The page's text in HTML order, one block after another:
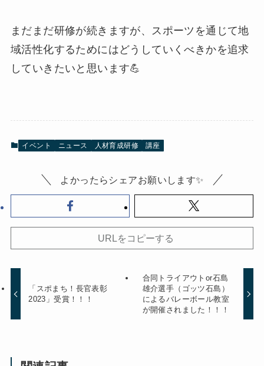
まだまだ研修が続きますが、スポーツを通じて地
域活性化するためにはどうしていくべきかを追求
していきたいと思います💪
イベント ニュース 人材育成研修 講座
よかったらシェアお願いします✨
URLをコピーする
「スポまち！長官表彰
2023」受賞！！！
合同トライアウトor石島
雄介選手（ゴッツ石島）
によるバレーボール教室
が開催されました！！！